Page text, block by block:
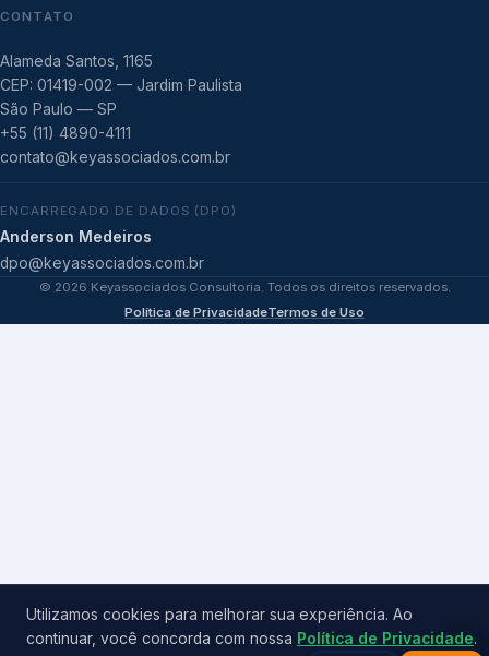
CONTATO
Alameda Santos, 1165
CEP: 01419-002 — Jardim Paulista
São Paulo — SP
+55 (11) 4890-4111
contato@keyassociados.com.br
ENCARREGADO DE DADOS (DPO)
Anderson Medeiros
dpo@keyassociados.com.br
© 2026 Keyassociados Consultoria. Todos os direitos reservados.
Política de PrivacidadeTermos de Uso
Utilizamos cookies para melhorar sua experiência. Ao
continuar, você concorda com nossa Política de Privacidade.